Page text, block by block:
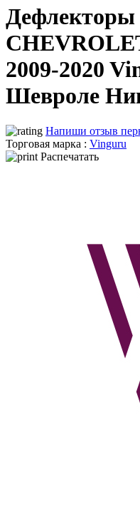
Дефлекторы
2009-2020
Шевроле
Напиши отзыв
Торговая марка : Vinguru
Распечатать